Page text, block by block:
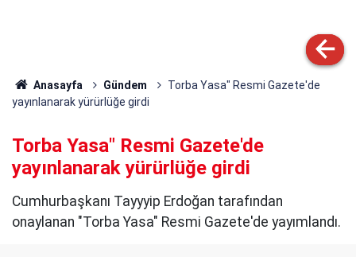
Anasayfa Gündem
Torba Yasa" Resmi Gazete'de
yayınlanarak yürürlüğe girdi
Torba Yasa" Resmi Gazete'de
yayınlanarak yürürlüğe girdi
Cumhurbaşkanı Tayyyip Erdoğan tarafından
onaylanan "Torba Yasa" Resmi Gazete'de yayımlandı.